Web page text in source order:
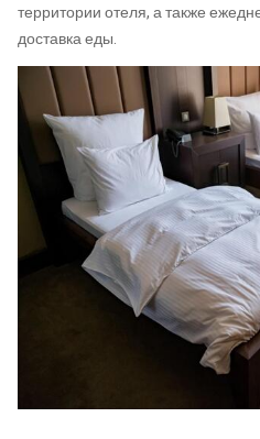
территории отеля, а также
доставка еды.